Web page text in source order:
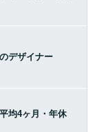
デザイナー
均4ヶ月・年休